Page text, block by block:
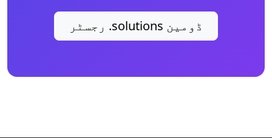
رجسٹر .solutions ڈومین